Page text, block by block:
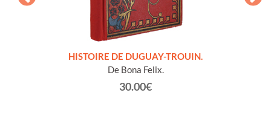
HISTOIRE DE DUGUAY-TROUIN.
De Bona Felix.
30.00€